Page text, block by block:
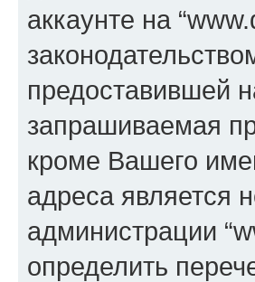
аккаунте на
предоставившей
запрашиваемая
кроме Вашего
адреса является
администрации
определить